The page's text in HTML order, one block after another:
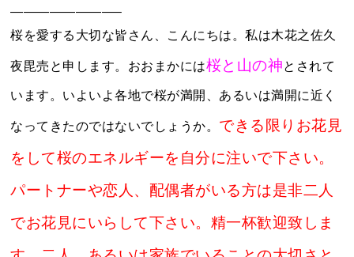
————————–
桜を愛する大切な皆さん、こんにちは。私は木花之佐久
夜毘売と申します。おおまかには桜と山の神とされて
います。いよいよ各地で桜が満開、あるいは満開に近く
なってきたのではないでしょうか。 できる限りお花見
をして桜のエネルギーを自分に注いで下さい。
パートナーや恋人、配偶者がいる方は是非二人
でお花見にいらして下さい。精一杯歓迎致しま